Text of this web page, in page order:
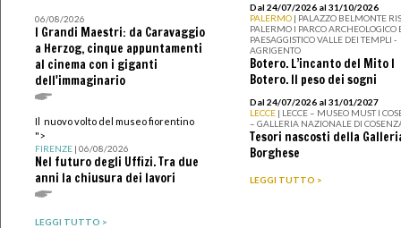
06/08/2026
I Grandi Maestri: da Caravaggio
a Herzog, cinque appuntamenti
al cinema con i giganti
dell'immaginario
Il nuovo volto del museo fiorentino
">
FIRENZE| 06/08/2026
Nel futuro degli Uffizi. Tra due
anni la chiusura dei lavori
LEGGI TUTTO >
Dal 24/07/2026 al 31/10/2026
PALERMO | PALAZZO BELMONTE
PALERMO I PARCO ARCHEOLOGICO
PAESAGGISTICO VALLE DEI TEMPLI -
AGRIGENTO
Botero. L’incanto del Mito I
Botero. Il peso dei sogni
Dal 24/07/2026 al 31/01/2027
LECCE | LECCE – MUSEO MUST I
– GALLERIA NAZIONALE DI
Tesori nascosti della
Borghese
LEGGI TUTTO >